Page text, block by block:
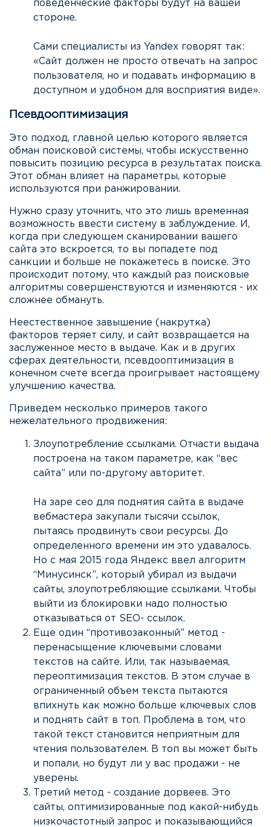
поведенческие факторы будут на вашей
стороне.
Сами специалисты из Yandex говорят так:
«Сайт должен не просто отвечать на запрос
пользователя, но и подавать информацию в
доступном и удобном для восприятия виде».
Псевдооптимизация
Это подход, главной целью которого является
обман поисковой системы, чтобы искусственно
повысить позицию ресурса в результатах поиска.
Этот обман влияет на параметры, которые
используются при ранжировании.
Нужно сразу уточнить, что это лишь временная
возможность ввести систему в заблуждение. И,
когда при следующем сканировании вашего
сайта это вскроется, то вы попадете под
санкции и больше не покажетесь в поиске. Это
происходит потому, что каждый раз поисковые
алгоритмы совершенствуются и изменяются - их
сложнее обмануть.
Неестественное завышение (накрутка)
факторов теряет силу, и сайт возвращается на
заслуженное место в выдаче. Как и в других
сферах деятельности, псевдооптимизация в
конечном счете всегда проигрывает настоящему
улучшению качества.
Приведем несколько примеров такого
нежелательного продвижения:
Злоупотребление ссылками. Отчасти выдача
построена на таком параметре, как “вес
сайта” или по-другому авторитет.
На заре сео для поднятия сайта в выдаче
вебмастера закупали тысячи ссылок,
пытаясь продвинуть свои ресурсы. До
определенного времени им это удавалось.
Но с мая 2015 года Яндекс ввел алгоритм
“Минусинск”, который убирал из выдачи
сайты, злоупотребляющие ссылками. Чтобы
выйти из блокировки надо полностью
отказываться от SEO- ссылок.
Еще один “противозаконный” метод -
перенасыщение ключевыми словами
текстов на сайте. Или, так называемая,
переоптимизация текстов. В этом случае в
ограниченный объем текста пытаются
впихнуть как можно больше ключевых слов
и поднять сайт в топ. Проблема в том, что
такой текст становится неприятным для
чтения пользователем. В топ вы может быть
и попали, но будут ли у вас продажи - не
уверены.
Третий метод - создание дорвеев. Это
сайты, оптимизированные под какой-нибудь
низкочастотный запрос и показывающийся